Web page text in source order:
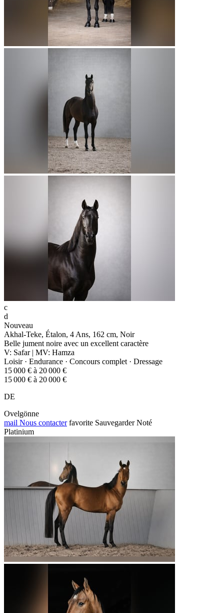
c
d
Nouveau
Akhal-Teke, Étalon, 4 Ans, 162 cm, Noir
Belle jument noire avec un excellent caractère
V: Safar | MV: Hamza
Loisir · Endurance · Concours complet · Dressage
15 000 € à 20 000 €
15 000 € à 20 000 €
DE
Ovelgönne
mail Nous contacter favorite Sauvegarder Noté
Platinium